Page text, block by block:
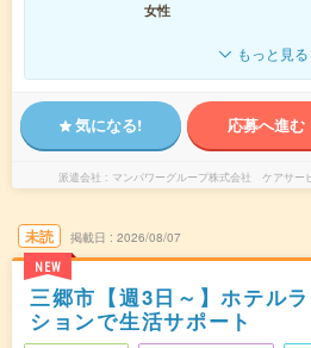
女性
もっと見る
気になる! 応募へ進む
派遣会社 マンパワーグループ株式会社 ケアサー
未読
NEW
掲載日 2026/08/07
三郷市【週3日～】ホテル
ションで生活サポート